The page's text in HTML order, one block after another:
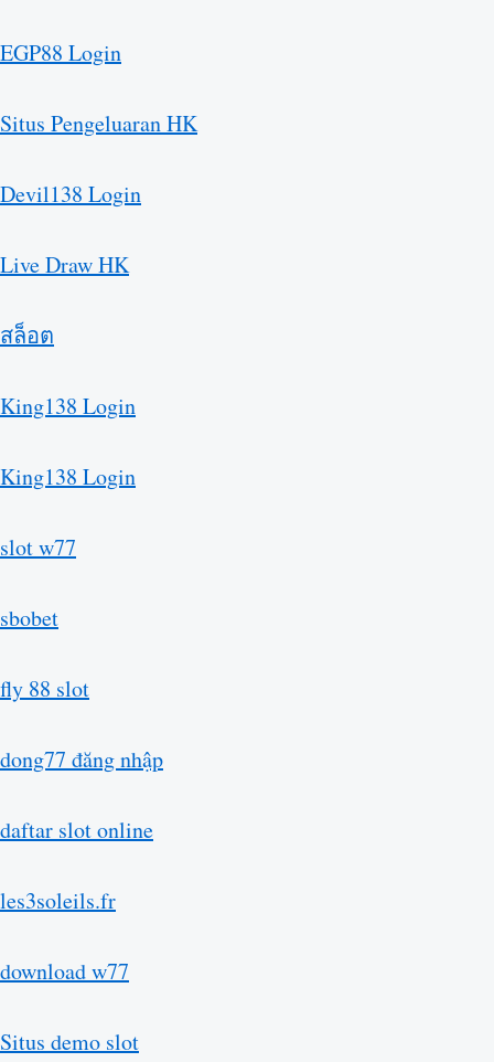
EGP88 Login
Situs Pengeluaran HK
Devil138 Login
Live Draw HK
สล็อต
King138 Login
King138 Login
slot w77
sbobet
fly 88 slot
dong77 đăng nhập
daftar slot online
les3soleils.fr
download w77
Situs demo slot